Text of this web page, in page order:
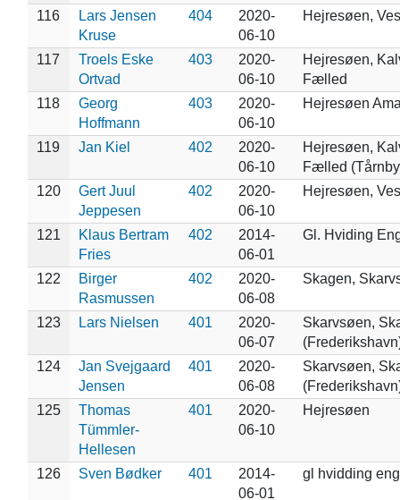
116
Lars Jensen
Kruse
404
2020-
06-10
Hejresøen,
117
Troels Eske
Ortvad
403
2020-
06-10
Hejresøen,
Fælled
118
Georg
Hoffmann
403
2020-
06-10
Hejresøen
119 Jan Kiel 402
2020-
06-10
Hejresøen,
Fælled
120
Gert Juul
Jeppesen
402
2020-
06-10
Hejresøen,
121
Klaus Bertram
Fries
402
2014-
06-01
Gl. Hviding
122
Birger
Rasmussen
402
2020-
06-08
Skagen,
123 Lars Nielsen 401
2020-
06-07
Skarvsøen,
124
Jan Svejgaard
Jensen
401
2020-
06-08
Skarvsøen,
125
Thomas
Tümmler-
Hellesen
401
2020-
06-10
Hejresøen
126 Sven Bødker 401
2014-
06-01
gl hvidding